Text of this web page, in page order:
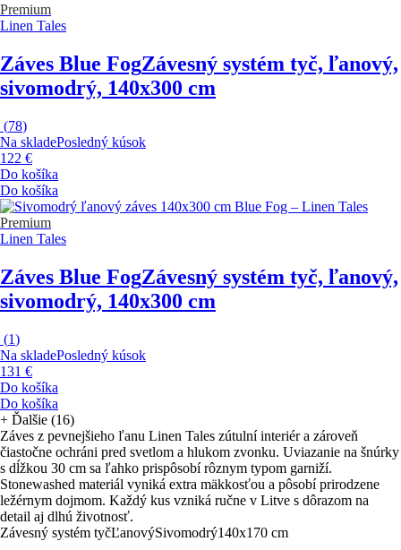
Premium
Linen Tales
Záves Blue FogZávesný systém tyč, ľanový,
sivomodrý, 140x300 cm
(78)
Na skladePosledný kúsok
122 €
Do košíka
Do košíka
Premium
Linen Tales
Záves Blue FogZávesný systém tyč, ľanový,
sivomodrý, 140x300 cm
(1)
Na skladePosledný kúsok
131 €
Do košíka
Do košíka
+ Ďalšie (16)
Záves z pevnejšieho ľanu Linen Tales zútulní interiér a zároveň
čiastočne ochráni pred svetlom a hlukom zvonku. Uviazanie na šnúrky
s dĺžkou 30 cm sa ľahko prispôsobí rôznym typom garniží.
Stonewashed materiál vyniká extra mäkkosťou a pôsobí prirodzene
ležérnym dojmom. Každý kus vzniká ručne v Litve s dôrazom na
detail aj dlhú životnosť.
Závesný systém tyčĽanovýSivomodrý140x170 cm